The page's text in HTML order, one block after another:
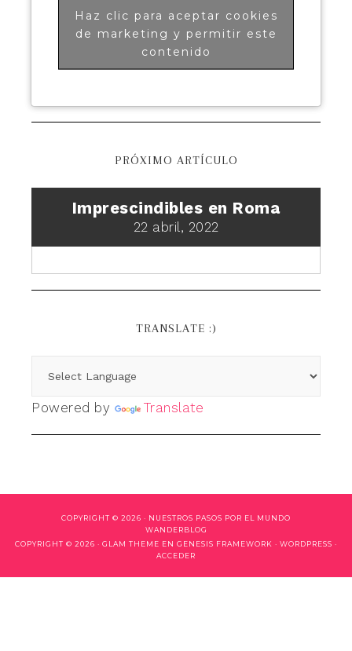
Haz clic para aceptar cookies
de marketing y permitir este
contenido
PRÓXIMO ARTÍCULO
Imprescindibles en Roma
22 abril, 2022
TRANSLATE :)
Powered by Translate
COPYRIGHT © 2026 · NUESTROS PASOS POR EL MUNDO
WANDERBLOG
COPYRIGHT © 2026 · GLAM THEME EN GENESIS FRAMEWORK · WORDPRESS ·
ACCEDER